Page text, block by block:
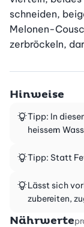
schneiden,
Melonen-
zerbröckeln,
Hinweise
Tipp: In
heissem
Tipp: Statt
Lässt sich
zubereiten,
Nährwerte